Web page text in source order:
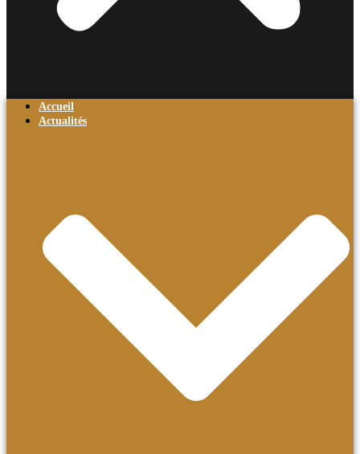
Accueil
Actualités